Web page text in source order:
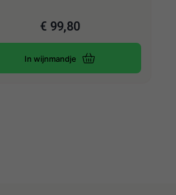
€ 99,80
In wijnmandje